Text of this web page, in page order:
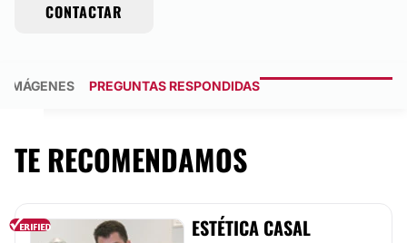
CONTACTAR
IMÁGENES PREGUNTAS RESPONDIDAS
TE RECOMENDAMOS
ESTÉTICA CASAL